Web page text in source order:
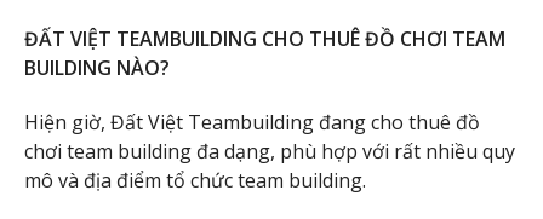
ĐẤT VIỆT TEAMBUILDING CHO THUÊ ĐỒ CHƠI TEAM
BUILDING NÀO?
Hiện giờ, Đất Việt Teambuilding đang cho thuê đồ
chơi team building đa dạng, phù hợp với rất nhiều quy
mô và địa điểm tổ chức team building.